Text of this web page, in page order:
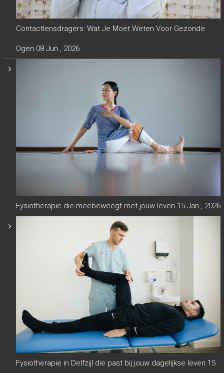
Contactlensdragers: Wat Je Moet Weten Voor Gezonde
Ogen 08 Jun , 2026
Fysiotherapie die meebeweegt met jouw leven 15 Jan , 2026
Fysiotherapie in Delfzijl die past bij jouw dagelijkse leven 15